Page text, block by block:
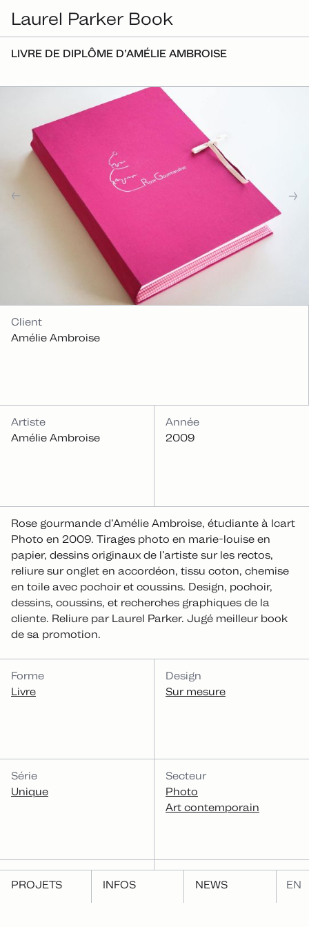
Laurel Parker Book
PROJETS INFOS NEWS EN
LIVRE DE DIPLÔME D’AMÉLIE AMBROISE
Client
Amélie Ambroise
Artiste
Amélie Ambroise
Année
2009
Rose gourmande d’Amélie Ambroise, étudiante à Icart
Photo en 2009. Tirages photo en marie-louise en
papier, dessins originaux de l’artiste sur les rectos,
reliure sur onglet en accordéon, tissu coton, chemise
en toile avec pochoir et coussins. Design, pochoir,
dessins, coussins, et recherches graphiques de la
cliente. Reliure par Laurel Parker. Jugé meilleur book
de sa promotion.
CATÉGORIES
Forme
Livre
Design
Sur mesure
Série
Unique
Secteur
Photo
Art contemporain
Présenter